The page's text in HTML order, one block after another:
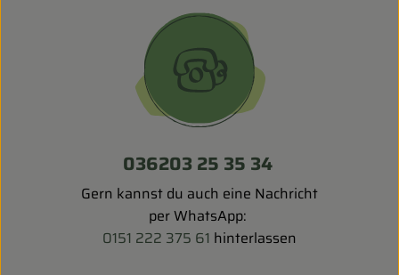
Entspannt durch die FERIEN
Vorratskammer036203 25 35 34
Gern kannst du auch eine Nachricht
per WhatsApp:
0151 222 375 61 hinterlassen